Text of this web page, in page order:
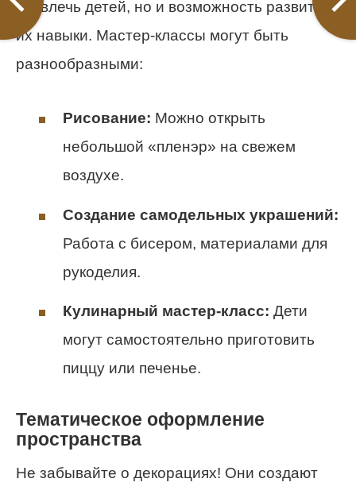
развлечь детей, но и возможность развить
их навыки. Мастер-классы могут быть
разнообразными:
Рисование: Можно открыть
небольшой «пленэр» на свежем
воздухе.
Создание самодельных украшений:
Работа с бисером, материалами для
рукоделия.
Кулинарный мастер-класс: Дети
могут самостоятельно приготовить
пиццу или печенье.
Тематическое оформление
пространства
Не забывайте о декорациях! Они создают